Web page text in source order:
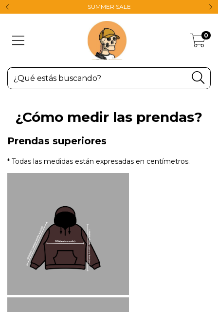
SUMMER SALE
0
¿Cómo medir las prendas?
Prendas superiores
* Todas las medidas están expresadas en centímetros.